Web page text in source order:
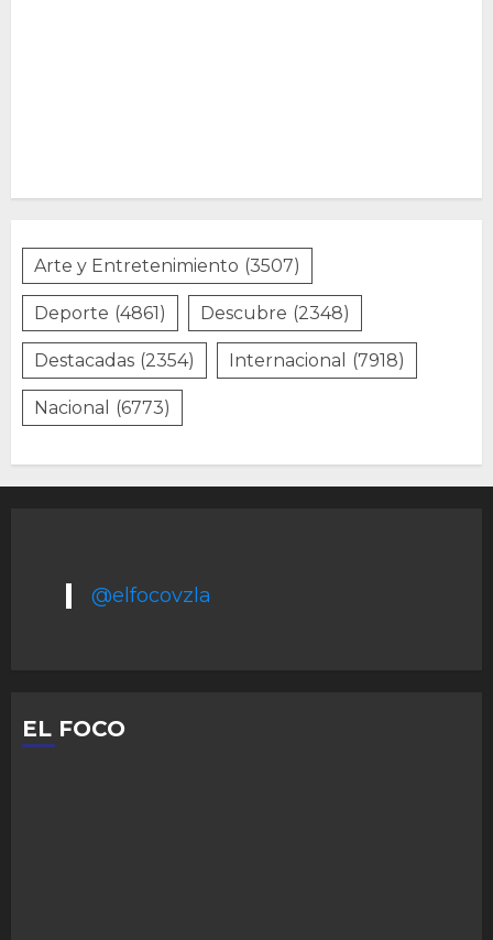
Arte y Entretenimiento (3507)
Deporte (4861) Descubre (2348)
Destacadas (2354) Internacional (7918)
Nacional (6773)
@elfocovzla
EL FOCO